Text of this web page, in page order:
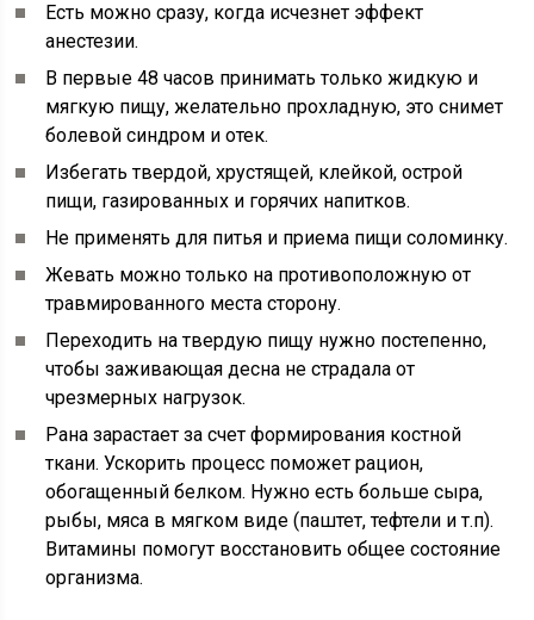
Есть можно сразу, когда исчезнет эффект
анестезии.
В первые 48 часов принимать только жидкую и
мягкую пищу, желательно прохладную, это снимет
болевой синдром и отек.
Избегать твердой, хрустящей, клейкой, острой
пищи, газированных и горячих напитков.
Не применять для питья и приема пищи соломинку.
Жевать можно только на противоположную от
травмированного места сторону.
Переходить на твердую пищу нужно постепенно,
чтобы заживающая десна не страдала от
чрезмерных нагрузок.
Рана зарастает за счет формирования костной
ткани. Ускорить процесс поможет рацион,
обогащенный белком. Нужно есть больше сыра,
рыбы, мяса в мягком виде (паштет, тефтели и т.п).
Витамины помогут восстановить общее состояние
организма.